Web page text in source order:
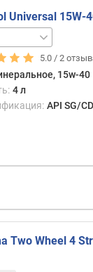
Universal 15W-
5.0 /2
15w-40
4 л
API SG/CD
Two Wheel 4